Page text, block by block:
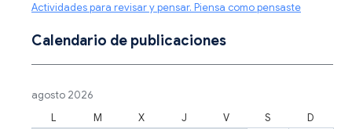
Actividades para revisar y pensar. Piensa como pensaste
Calendario de publicaciones
agosto 2026
L
M X J V S D